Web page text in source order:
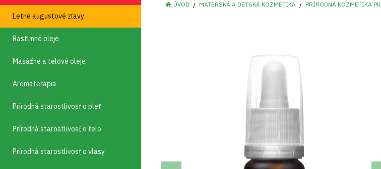
Letné augustové zľavy
Rastlinné oleje
Masážne a telové oleje
Aromaterapia
Prírodná starostlivosť o pleť
Prírodná starostlivosť o telo
Prírodná starostlivosť o vlasy
ÚVOD MATERSKÁ A DETSKÁ KOZMETIKA PRÍRODNÁ KOZMETIKA